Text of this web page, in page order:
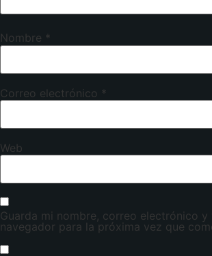
Nombre *
Correo electrónico *
Web
Guarda mi nombre, correo electrónico y
navegador para la próxima vez que